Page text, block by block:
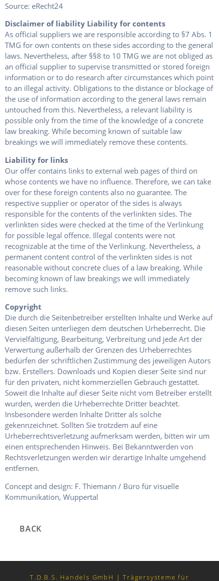
Source: eRecht24
Disclaimer of liability Liability for contents
As official suppliers we are responsible according to §7 Abs. 1
TMG for own contents on these sides according to the general
laws. Nevertheless, after §§8 to 10 TMG we are not obliged as
an official supplier to supervise transmitted or stored foreign
information or to do research after circumstances which point
to an illegal activity. Obligations to the distance or blockage of
the use of information according to the general laws remain
untouched from this. Nevertheless, a relevant liability is
possible only from the time of the knowledge of a concrete
law breaking. While becoming known of suitable law
breakings we will immediately remove these contents.
Liability for links
Our offer contains links to external web pages of third on
whose contents we have no influence. Therefore, we can take
over for these foreign contents also no guarantee. The
respective supplier or operator of the sides is always
responsible for the contents of the verlinkten sides. The
verlinkten sides were checked at the time of the Verlinkung
for possible legal offence. Illegal contents were not
recognizable at the time of the Verlinkung. Nevertheless, a
permanent content control of the verlinkten sides is not
reasonable without concrete clues of a law breaking. While
becoming known of law breakings we will immediately
remove such links.
Copyright
Die durch die Seitenbetreiber erstellten Inhalte und Werke auf
diesen Seiten unterliegen dem deutschen Urheberrecht. Die
Vervielfältigung, Bearbeitung, Verbreitung und jede Art der
Verwertung außerhalb der Grenzen des Urheberrechtes
bedürfen der schriftlichen Zustimmung des jeweiligen Autors
bzw. Erstellers. Downloads und Kopien dieser Seite sind nur
für den privaten, nicht kommerziellen Gebrauch gestattet.
Soweit die Inhalte auf dieser Seite nicht vom Betreiber erstellt
wurden, werden die Urheberrechte Dritter beachtet.
Insbesondere werden Inhalte Dritter als solche
gekennzeichnet. Sollten Sie trotzdem auf eine
Urheberrechtsverletzung aufmerksam werden, bitten wir um
einen entsprechenden Hinweis. Bei Bekanntwerden von
Rechtsverletzungen werden wir derartige Inhalte umgehend
entfernen.
Concept and design: F. Thiemann / Büro für visuelle
Kommunikation, Wuppertal
BACK
T.D.B.S. Handels GmbH | Trägersysteme für